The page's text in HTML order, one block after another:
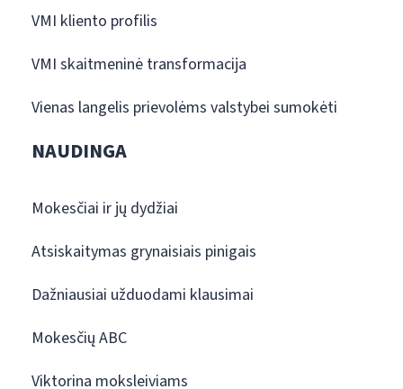
VMI kliento profilis
VMI skaitmeninė transformacija
Vienas langelis prievolėms valstybei sumokėti
NAUDINGA
Mokesčiai ir jų dydžiai
Atsiskaitymas grynaisiais pinigais
Dažniausiai užduodami klausimai
Mokesčių ABC
Viktorina moksleiviams